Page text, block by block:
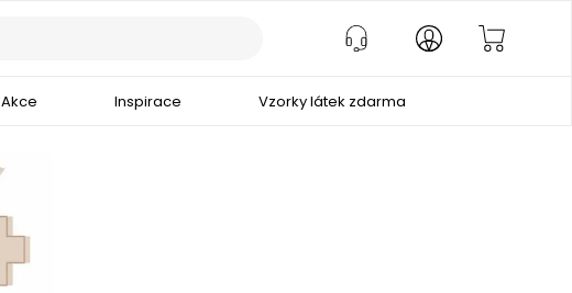
Akce Inspirace Vzorky látek zdarma